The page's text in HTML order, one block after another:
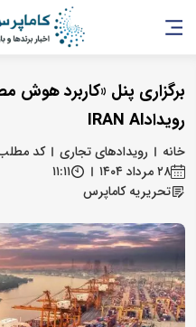
برگزاری پنل «کاربرد هوش
رویدادIRAN AI
خانه رویدادهای تجاری
کد مطلب:
۲۸ مرداد ۱۴۰۴
۱۱:۱۱
تحریریه کاماپرس